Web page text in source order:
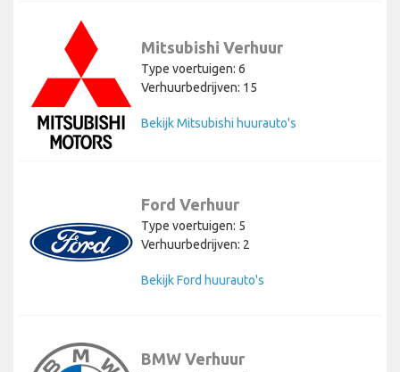
Mitsubishi Verhuur
Type voertuigen: 6
Verhuurbedrijven: 15
Bekijk Mitsubishi huurauto's
Ford Verhuur
Type voertuigen: 5
Verhuurbedrijven: 2
Bekijk Ford huurauto's
BMW Verhuur